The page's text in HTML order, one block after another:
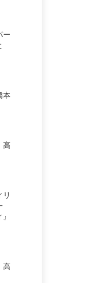
ー
本
高
高